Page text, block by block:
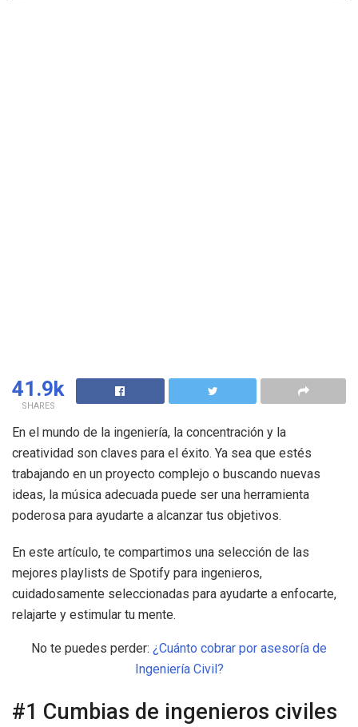
41.9k
SHARES
En el mundo de la ingeniería, la concentración y la
creatividad son claves para el éxito. Ya sea que estés
trabajando en un proyecto complejo o buscando nuevas
ideas, la música adecuada puede ser una herramienta
poderosa para ayudarte a alcanzar tus objetivos.
En este artículo, te compartimos una selección de las
mejores playlists de Spotify para ingenieros,
cuidadosamente seleccionadas para ayudarte a enfocarte,
relajarte y estimular tu mente.
No te puedes perder: ¿Cuánto cobrar por asesoría de
Ingeniería Civil?
#1 Cumbias de ingenieros civiles